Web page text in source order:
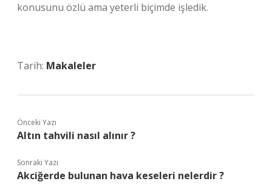
konusunu özlü ama yeterli biçimde işledik.
Tarih: Makaleler
Önceki Yazı
Altın tahvili nasıl alınır ?
Sonraki Yazı
Akciğerde bulunan hava keseleri nelerdir ?